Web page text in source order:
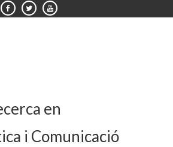
en
i Comunicació